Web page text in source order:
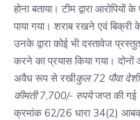
होना बताया। टीम द्वारा
पाया गया। शराब रखने एवं
उनके द्वारा कोई भी दस्तावेज
करने का प्रयास किया गया।
अवैध रूप से रखीकुल 72 पौवा
कीमती 7,700/- रुपयेजप्त की
क्रमांक 62/26 धारा 34(2)